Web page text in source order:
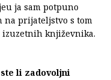
ja sam potpuno
na prijateljstvo s tom
izuzetnih književnika.
li zadovoljni